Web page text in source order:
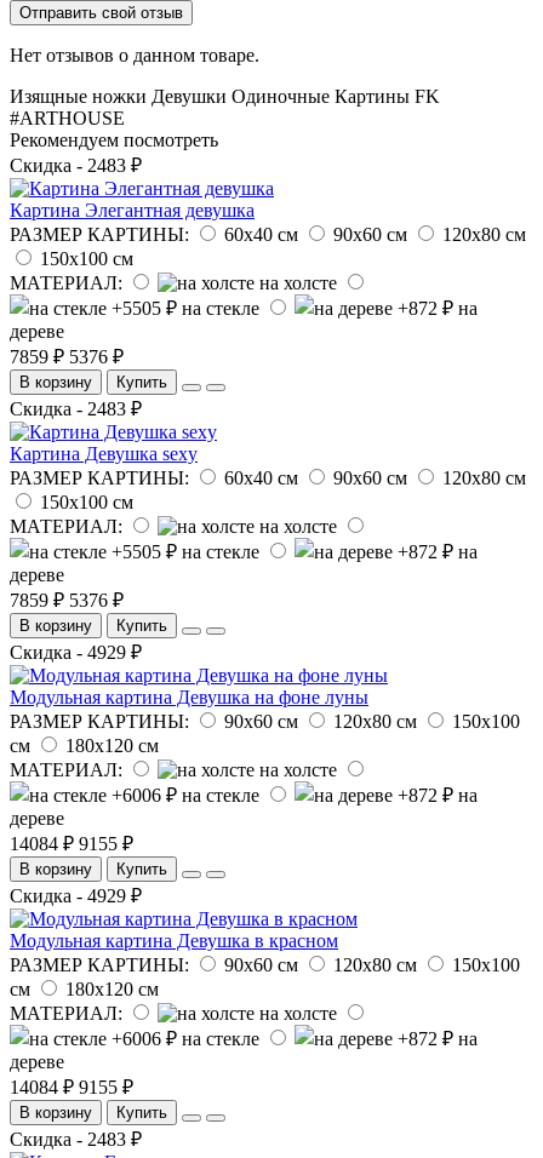
Отправить свой отзыв
Нет отзывов о данном товаре.
Изящные ножки Девушки Одиночные Картины FK
#ARTHOUSE
Рекомендуем посмотреть
Скидка - 2483 ₽
Картина Элегантная девушка
РАЗМЕР КАРТИНЫ:
60х40 см 90х60 см
120х80 см
150х100 см
МАТЕРИАЛ:
на холсте
на стекле
на
дереве
7859 ₽ 5376 ₽
В корзину Купить
Скидка - 2483 ₽
Картина Девушка sexy
РАЗМЕР КАРТИНЫ:
60х40 см 90х60 см
120х80 см
150х100 см
МАТЕРИАЛ:
на холсте
на стекле
на
дереве
7859 ₽ 5376 ₽
В корзину Купить
Скидка - 4929 ₽
Модульная картина Девушка на фоне луны
РАЗМЕР КАРТИНЫ:
90х60 см 120х80 см
150х100
см
180х120 см
МАТЕРИАЛ:
на холсте
на стекле
на
дереве
14084 ₽ 9155 ₽
В корзину Купить
Скидка - 4929 ₽
Модульная картина Девушка в красном
РАЗМЕР КАРТИНЫ:
90х60 см 120х80 см
150х100
см
180х120 см
МАТЕРИАЛ:
на холсте
на стекле
на
дереве
14084 ₽ 9155 ₽
В корзину Купить
Скидка - 2483 ₽